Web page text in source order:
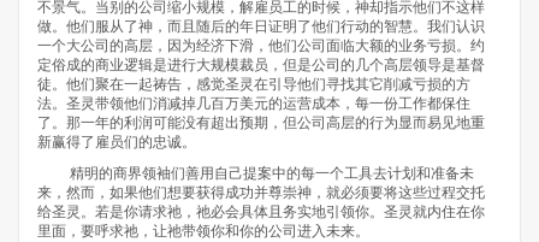
不景气。当别的公司缩小规模，解雇员工的时候，神却指示他们不这样
做。他们服从了神，而且随后的年日证明了他们行动的智慧。我们认识
一个大公司的高层，因为经济下滑，他们公司面临大额的业务亏损。约
定俗成的商业逻辑是进行大规模裁员，但是公司的几个高层领导是基督
徒。他们聚在一起祷告，感觉圣灵在引导他们寻找其它削减亏损的方
法。圣灵带领他们消减掉几百万美元的运营成本，每一份工作都保住
了。那一年的利润可能没有超出预期，但公司高层的行为显而易见地重
新赢得了雇员们的忠诚。
精明的商界领袖们善用自己提案中的每一个工具去计划和准备未
来，然而，如果他们想要获得成功并尊崇神，就必须要将这些过程交托
给圣灵。若是你请求祂，祂必会具体且务实地引领你。圣灵就内住在你
里面，要呼求祂，让祂带领你和你的公司进入未来。